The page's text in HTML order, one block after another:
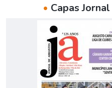
• Capas